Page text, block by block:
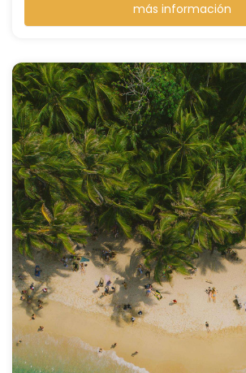
más información